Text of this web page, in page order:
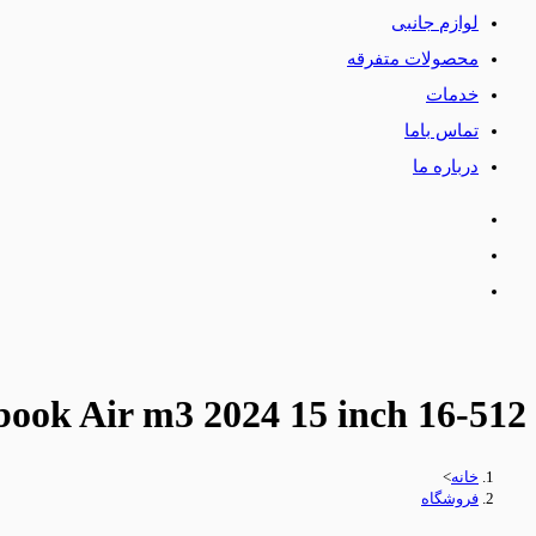
لوازم جانبی
محصولات متفرقه
خدمات
تماس باما
درباره ما
Air m3 2024 15 inch 16-512
خانه>
فروشگاه